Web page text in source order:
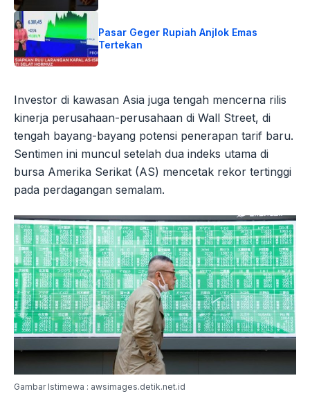
Pasar Geger Rupiah Anjlok Emas
Tertekan
Investor di kawasan Asia juga tengah mencerna rilis
kinerja perusahaan-perusahaan di Wall Street, di
tengah bayang-bayang potensi penerapan tarif baru.
Sentimen ini muncul setelah dua indeks utama di
bursa Amerika Serikat (AS) mencetak rekor tertinggi
pada perdagangan semalam.
Gambar Istimewa : awsimages.detik.net.id